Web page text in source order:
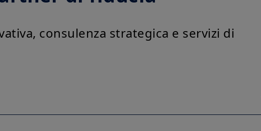
consulenza strategica e servizi di